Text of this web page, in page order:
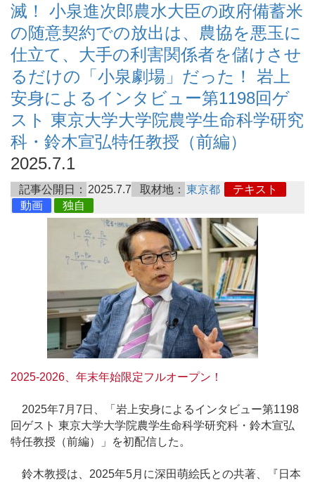
滅！ 小泉進次郎農水大臣の政府備蓄米
の随意契約での放出は、農協を悪玉に
仕立て、大手の利害関係者を儲けさせ
るだけの「小泉劇場」だった！ 岩上
安身によるインタビュー第1198回ゲ
スト 東京大学大学院農学生命科学研究
科・鈴木宣弘特任教授（前編）
2025.7.1
記事公開日： 2025.7.7 取材地： 東京都
テキスト
動画
独自
2025-2026、年末年始限定フルオープン！
2025年7月7日、「岩上安身によるインタビュー第1198
回ゲスト 東京大学大学院農学生命科学研究科・鈴木宣弘
特任教授（前編）」を初配信した。
鈴木教授は、2025年5月に深田萌絵氏との共著、『日本